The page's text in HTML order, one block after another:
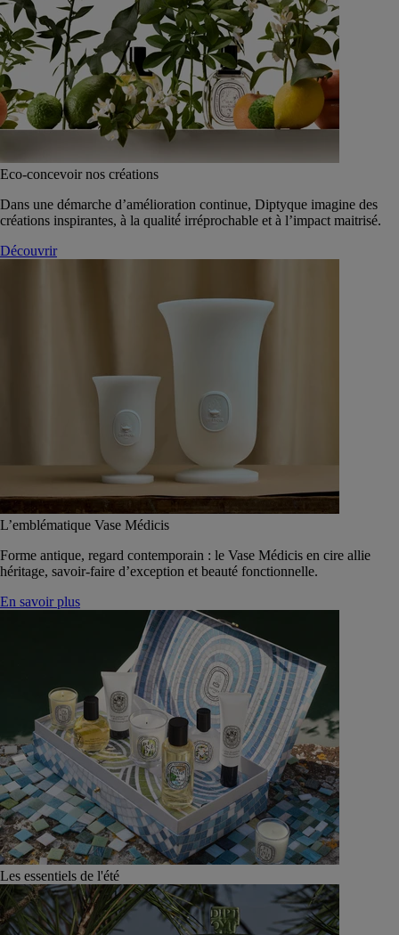
Eco-concevoir nos créations
Dans une démarche d’amélioration continue, Diptyque imagine des
créations inspirantes, à la qualité́ irréprochable et à l’impact maitrisé.
Découvrir
L’emblématique Vase Médicis
Forme antique, regard contemporain : le Vase Médicis en cire allie
héritage, savoir-faire d’exception et beauté fonctionnelle.
En savoir plus
Les essentiels de l'été